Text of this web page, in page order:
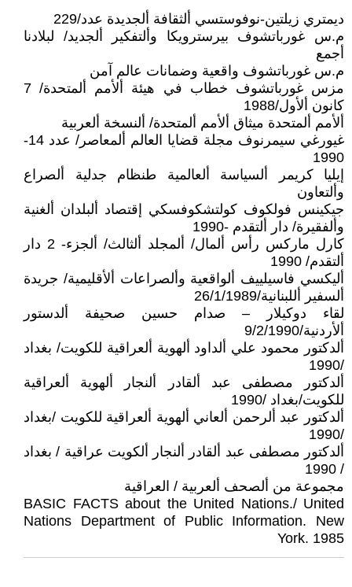
ديمتري زيلتين-نوفوستسي ألثقافة ألجديدة عدد/229
م.س غورباتشوف بيرسترويكا وألتفكير ألجديد/ لبلادنا
أجمع
م.س غورباتشوف واقعية وضمانات عالم آمن
مزس غورباتشوف خطاب في هيئة ألأمم ألمتحدة/ 7
كانون ألأول/1988
ألأمم ألمتحدة ميثاق ألأمم ألمتحدة/ ألنسخة ألعربية
غيورغي سيمرنوف مجلة قضايا العالم ألمعاصر/ عدد 14-
1990
إيليا كريمر ألسياسة ألعالمية طنظام جدلية ألصراع
وألتعاون
جيكينس فولكوف كولتشكوفسكي إقتصاد ألبلدان ألغنية
وألفقيرة/ دار ألتقدم -1990
كارل ماركس رأس ألمال/ ألمجلد ألثالث/ ألجزء- 2 دار
ألتقدم/ 1990
أليكسي فاسيلييف ألواقعية وألصراعات ألأقليمية/ جريدة
ألسفير أللبنانية/26/1/1989
لقاء دوكيلار – صدام حسين صحيفة ألدستور
ألأردنية/9/2/1990
ألدكتور محمود علي ألداود ألهوية ألعراقية للكويت/ بغداد
/1990
ألدكتور مصطفى عبد ألقادر ألنجار ألهوية ألعراقية
للكويت/بغداد /1990
ألدكتور عبد ألرحمن ألعاني ألهوية ألعراقية للكويت /بغداد
/1990
ألدكتور مصطفى عبد ألقادر ألنجار ألكويت عراقية / بغداد
/ 1990
مجموعة من ألصحف ألعربية / العراقية
BASIC FACTS about the United Nations./ United
Nations Department of Public Information. New
York. 1985